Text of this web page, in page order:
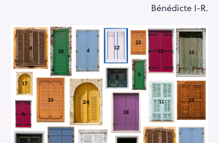
Bénédicte I-R.